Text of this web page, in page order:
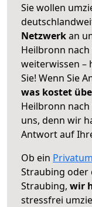
Sie wollen
Netzwerkan
Heilbronn
weiterwissen –
Sie! Wenn Sie
was kostet
Heilbronn nach
uns, denn wir
Antwort auf
Ob ein
Straubing oder
Straubing, wir
stressfrei